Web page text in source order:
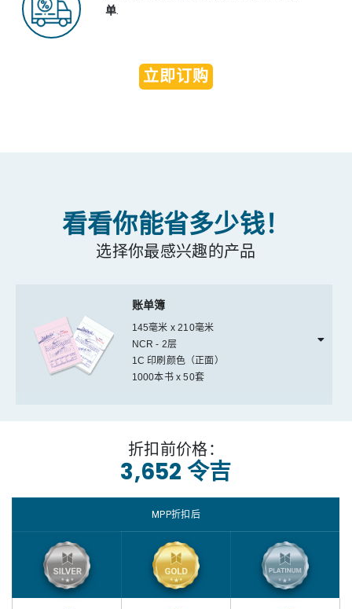
单.
立即订购
看看你能省多少钱！
选择你最感兴趣的产品
账单簿
145毫米 x 210毫米
NCR - 2层
1C 印刷颜色（正面）
1000本书 x 50套
折扣前价格：
3,652 令吉
MPP折扣后